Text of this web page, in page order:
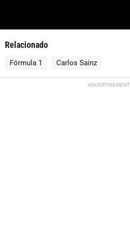
Relacionado
Fórmula 1 Carlos Sainz
ADVERTISEMENT